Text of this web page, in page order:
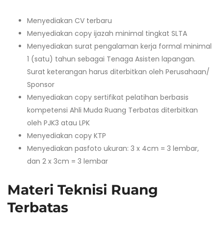
Menyediakan CV terbaru
Menyediakan copy ijazah minimal tingkat SLTA
Menyediakan surat pengalaman kerja formal minimal
1 (satu) tahun sebagai Tenaga Asisten lapangan.
Surat keterangan harus diterbitkan oleh Perusahaan/
Sponsor
Menyediakan copy sertifikat pelatihan berbasis
kompetensi Ahli Muda Ruang Terbatas diterbitkan
oleh PJK3 atau LPK
Menyediakan copy KTP
Menyediakan pasfoto ukuran: 3 x 4cm = 3 lembar,
dan 2 x 3cm = 3 lembar
Materi Teknisi Ruang
Terbatas